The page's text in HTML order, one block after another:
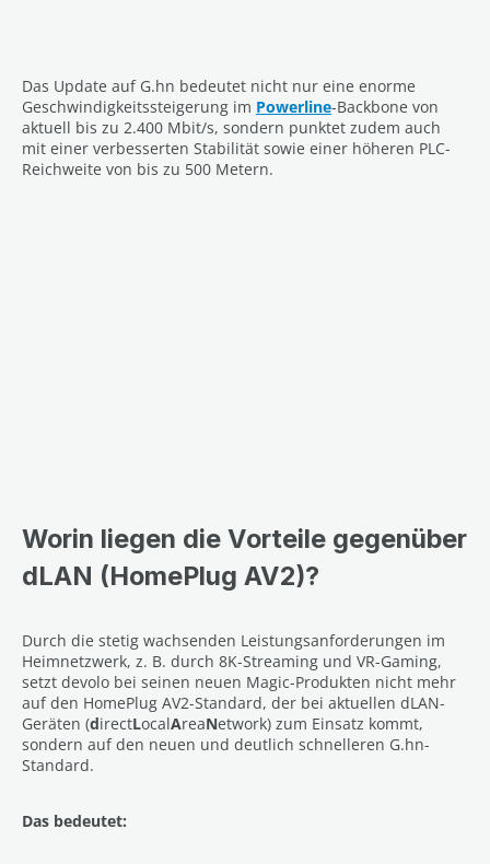
Das Update auf G.hn bedeutet nicht nur eine enorme
Geschwindigkeitssteigerung im Powerline-Backbone von
aktuell bis zu 2.400 Mbit/s, sondern punktet zudem auch
mit einer verbesserten Stabilität sowie einer höheren PLC-
Reichweite von bis zu 500 Metern.
Worin liegen die Vorteile gegenüber
dLAN (HomePlug AV2)?
Durch die stetig wachsenden Leistungsanforderungen im
Heimnetzwerk, z. B. durch 8K-Streaming und VR-Gaming,
setzt devolo bei seinen neuen Magic-Produkten nicht mehr
auf den HomePlug AV2-Standard, der bei aktuellen dLAN-
Geräten (directLocalAreaNetwork) zum Einsatz kommt,
sondern auf den neuen und deutlich schnelleren G.hn-
Standard.
Das bedeutet: